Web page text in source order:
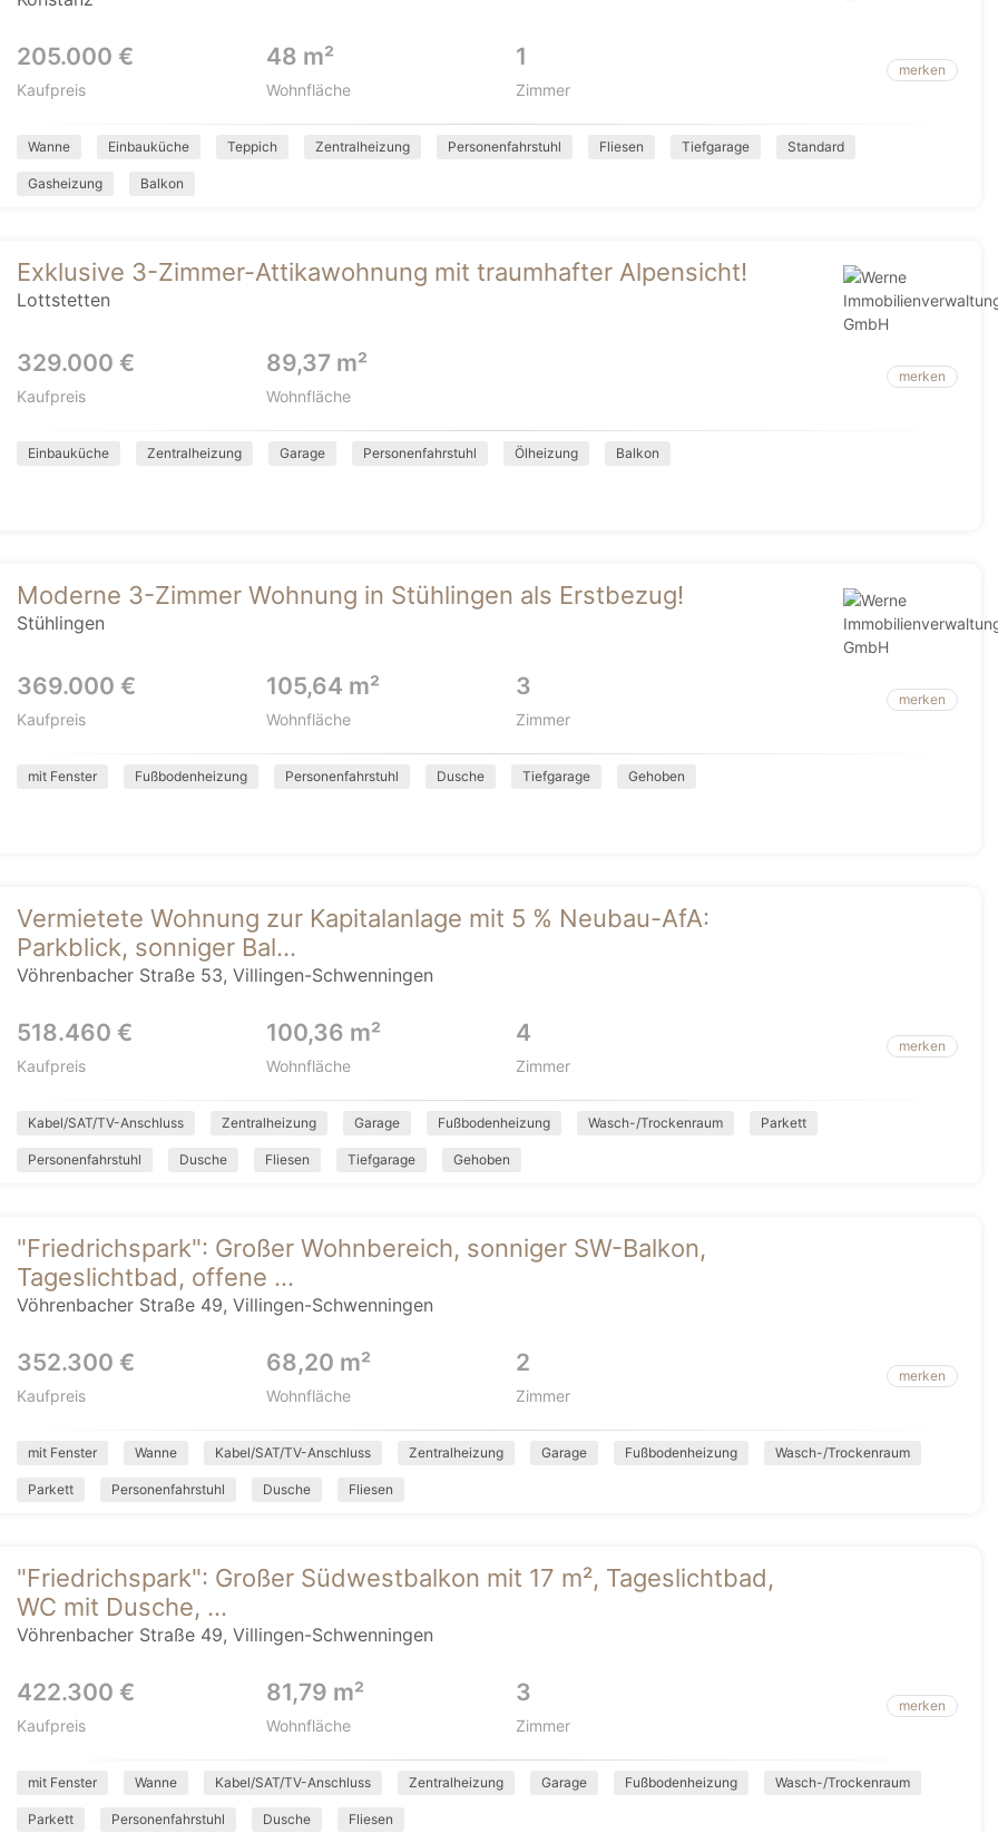
205.000 €
Kaufpreis
48 m²
Wohnfläche
1
Zimmer
merken
Wanne Einbauküche Teppich Zentralheizung Personenfahrstuhl Fliesen Tiefgarage Standard
Gasheizung Balkon
Exklusive 3-Zimmer-Attikawohnung mit traumhafter Alpensicht!
Lottstetten
329.000 €
Kaufpreis
89,37 m²
Wohnfläche
merken
Einbauküche Zentralheizung Garage Personenfahrstuhl Ölheizung Balkon
Moderne 3-Zimmer Wohnung in Stühlingen als Erstbezug!
Stühlingen
369.000 €
Kaufpreis
105,64 m²
Wohnfläche
3
Zimmer
merken
mit Fenster Fußbodenheizung Personenfahrstuhl Dusche Tiefgarage Gehoben
Vermietete Wohnung zur Kapitalanlage mit 5 % Neubau-AfA:
Parkblick, sonniger Bal...
Vöhrenbacher Straße 53, Villingen-Schwenningen
518.460 €
Kaufpreis
100,36 m²
Wohnfläche
4
Zimmer
merken
Kabel/SAT/TV-Anschluss Zentralheizung Garage Fußbodenheizung Wasch-/Trockenraum Parkett
Personenfahrstuhl Dusche Fliesen Tiefgarage Gehoben
"Friedrichspark": Großer Wohnbereich, sonniger SW-Balkon,
Tageslichtbad, offene ...
Vöhrenbacher Straße 49, Villingen-Schwenningen
352.300 €
Kaufpreis
68,20 m²
Wohnfläche
2
Zimmer
merken
mit Fenster Wanne Kabel/SAT/TV-Anschluss Zentralheizung Garage Fußbodenheizung Wasch-/Trockenraum
Parkett Personenfahrstuhl Dusche Fliesen
"Friedrichspark": Großer Südwestbalkon mit 17 m², Tageslichtbad,
WC mit Dusche, ...
Vöhrenbacher Straße 49, Villingen-Schwenningen
422.300 €
Kaufpreis
81,79 m²
Wohnfläche
3
Zimmer
merken
mit Fenster Wanne Kabel/SAT/TV-Anschluss Zentralheizung Garage Fußbodenheizung Wasch-/Trockenraum
Parkett Personenfahrstuhl Dusche Fliesen